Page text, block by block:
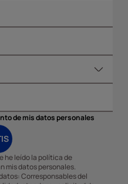
de mis datos personales
he leído la política de
mis datos personales.
Corresponsables del